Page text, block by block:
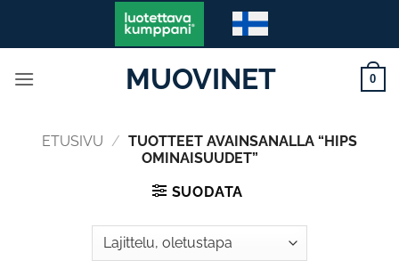
MUOVINET 0
ETUSIVU / TUOTTEET AVAINSANALLA “HIPS
OMINAISUUDET”
SUODATA